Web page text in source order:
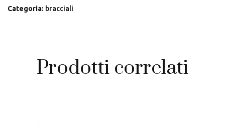
Categoria: bracciali
Prodotti correlati